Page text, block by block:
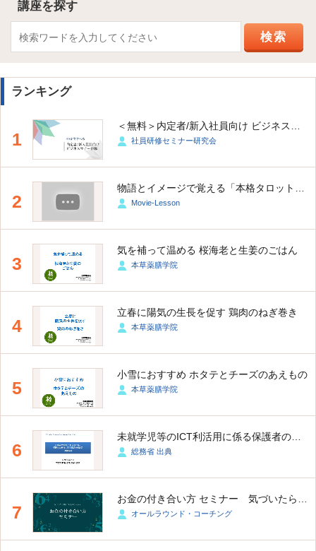
講座を探す
ランキング
1 社員研修セミナー研究会
2 Movie-Lesson
3
気を補って温める 桜海老と生姜のごはん
本草薬膳学院
4
立春に陽気の生長を促す 鶏肉のねぎ巻き
本草薬膳学院
5
小雪におすすめ ホタテとチーズのあえもの
本草薬膳学院
6 総務省 出典
7 オールラウンド・コーチング